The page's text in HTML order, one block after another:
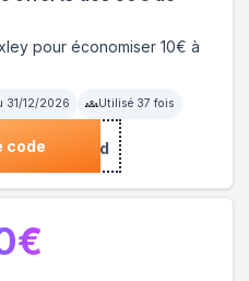
pour économiser 10€ à
31/12/2026 Utilisé 37 fois
code***5cgtd
€